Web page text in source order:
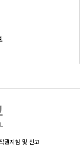
권지침 및 신고